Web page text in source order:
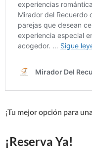
¡Tu mejor opción para
¡Reserva Ya!